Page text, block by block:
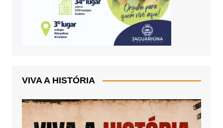
VIVA A HISTÓRIA